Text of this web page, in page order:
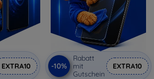
EXTRA10 -10%
Rabatt
mit
Gutschein
EXTRA10